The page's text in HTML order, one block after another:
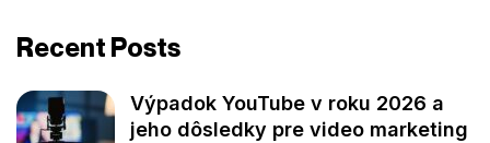
Recent Posts
Výpadok YouTube v roku 2026 a
jeho dôsledky pre video marketing